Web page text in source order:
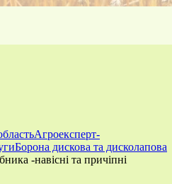
Агроексперт-
Борона дискова та дисколапова
-навісні та причіпні